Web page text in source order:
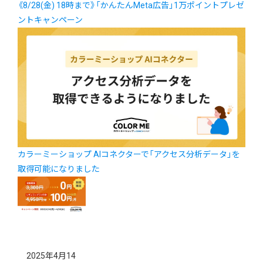
《8/28(金) 18時まで》「かんたんMeta広告」1万ポイントプレゼ
ントキャンペーン
カラーミーショップ AIコネクターで「アクセス分析データ」を
取得可能になりました
2025年4月14